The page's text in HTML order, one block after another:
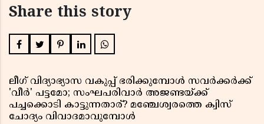
Share this story
ലീഗ് വിദ്യാഭ്യാസ വകുപ്പ് ഭരിക്കുമ്പോൾ സവർക്കർക്ക്
'വീർ' പട്ടമോ; സംഘപരിവാർ അജണ്ടയ്ക്ക്
പച്ചക്കൊടി കാട്ടുന്നതാര്? മഞ്ചേശ്വരത്തെ ക്വിസ്
ചോദ്യം വിവാദമാവുമ്പോൾ